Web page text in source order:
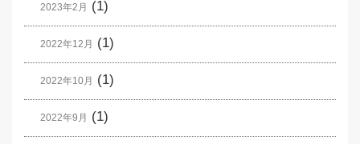
2023年2月 (1)
2022年12月 (1)
2022年10月 (1)
2022年9月 (1)